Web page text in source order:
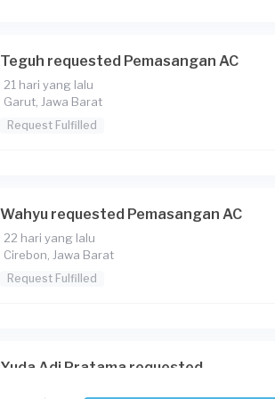
Teguh requested Pemasangan AC
21 hari yang lalu
Garut, Jawa Barat
Request Fulfilled
Wahyu requested Pemasangan AC
22 hari yang lalu
Cirebon, Jawa Barat
Request Fulfilled
Yuda Adi Pratama requested